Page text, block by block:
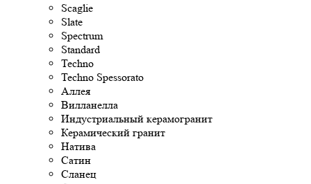
Scaglie
Slate
Spectrum
Standard
Techno
Techno Spessorato
Аллея
Вилланелла
Индустриальный керамогранит
Керамический гранит
Натива
Сатин
Сланец